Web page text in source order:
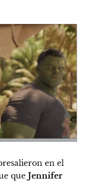
en el
que Jennifer